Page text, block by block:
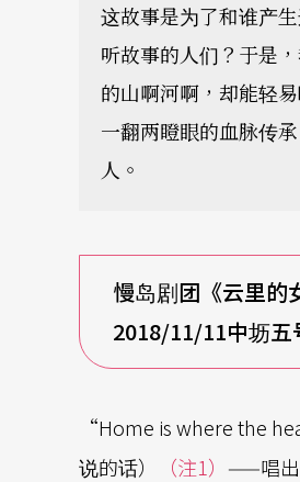
这故事是为了和谁产
听故事的人们？于是
的山啊河啊，却能轻
一翻两瞪眼的血脉传
人。
慢岛剧团 《云里的
2018/11/11中坜
“Home is where the
说的话）
（注1） ——唱出